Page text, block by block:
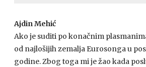
Ajdin Mehić
Ako je suditi po konačnim
od najlošijih zemalja Eurosonga u
godine. Zbog toga mi je žao kada